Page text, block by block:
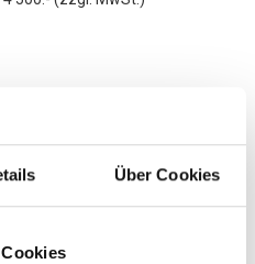
Über Cookies
St.Gallen
4'500.- (zzgl. MwSt.)